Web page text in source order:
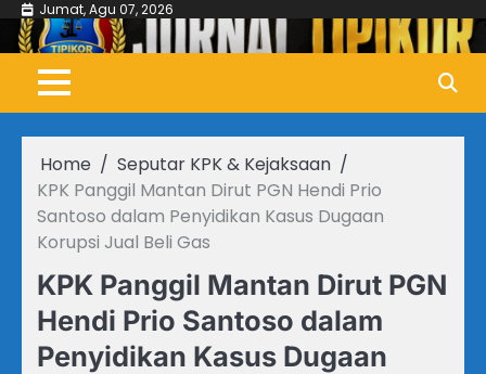
Skip
content
Jumat, Agu 07, 2026
Home
Seputar KPK & Kejaksaan
KPK Panggil Mantan Dirut PGN Hendi Prio
Santoso dalam Penyidikan Kasus Dugaan
Korupsi Jual Beli Gas
KPK Panggil Mantan Dirut PGN
Hendi Prio Santoso dalam
Penyidikan Kasus Dugaan